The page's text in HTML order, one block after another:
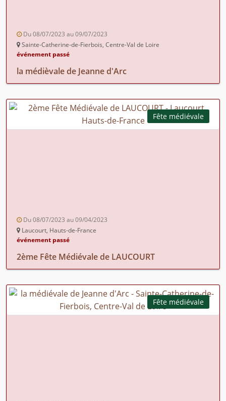
Du 08/07/2023 au 09/07/2023
Sainte-Catherine-de-Fierbois, Centre-Val de Loire
événement passé
la médièvale de Jeanne d'Arc
Fête médiévale
Du 08/07/2023 au 09/04/2023
Laucourt, Hauts-de-France
événement passé
2ème Fête Médiévale de LAUCOURT
Fête médiévale